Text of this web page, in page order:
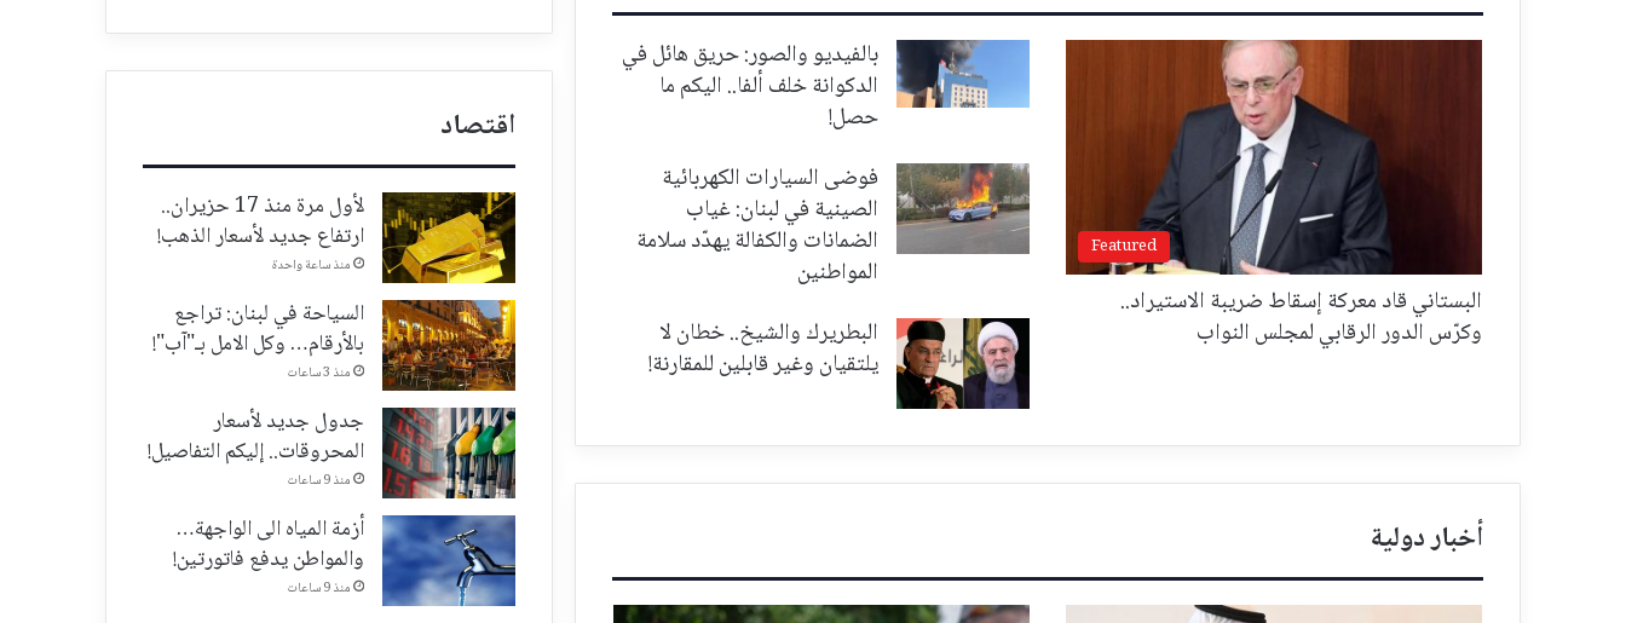
Featured
البستاني قاد معركة إسقاط ضريبة الاستيراد..
وكرّس الدور الرقابي لمجلس النواب
بالفيديو والصور: حريق هائل في
الدكوانة خلف ألفا.. اليكم ما
حصل!
فوضى السيارات الكهربائية
الصينية في لبنان: غياب
الضمانات والكفالة يهدّد سلامة
المواطنين
البطريرك والشيخ.. خطان لا
يلتقيان وغير قابلين للمقارنة!
أخبار دولية
اقتصاد
لأول مرة منذ 17 حزيران..
ارتفاع جديد لأسعار الذهب!
منذ ساعة واحدة
السياحة في لبنان: تراجع
بالأرقام… وكل الامل بـ"آب"!
منذ 3 ساعات
جدول جديد لأسعار
المحروقات.. إليكم التفاصيل!
منذ 9 ساعات
أزمة المياه الى الواجهة…
والمواطن يدفع فاتورتين!
منذ 9 ساعات